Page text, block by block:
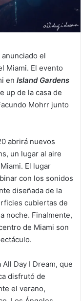
el
Miami. El evento
en Island Gardens
up de la casa de
Mohrr junto
abrirá nuevos
un lugar al aire
El lugar
con los sonidos
diseñada de la
cubiertas de
noche. Finalmente,
de Miami son
Day I Dream, que
disfrutó de
el verano,